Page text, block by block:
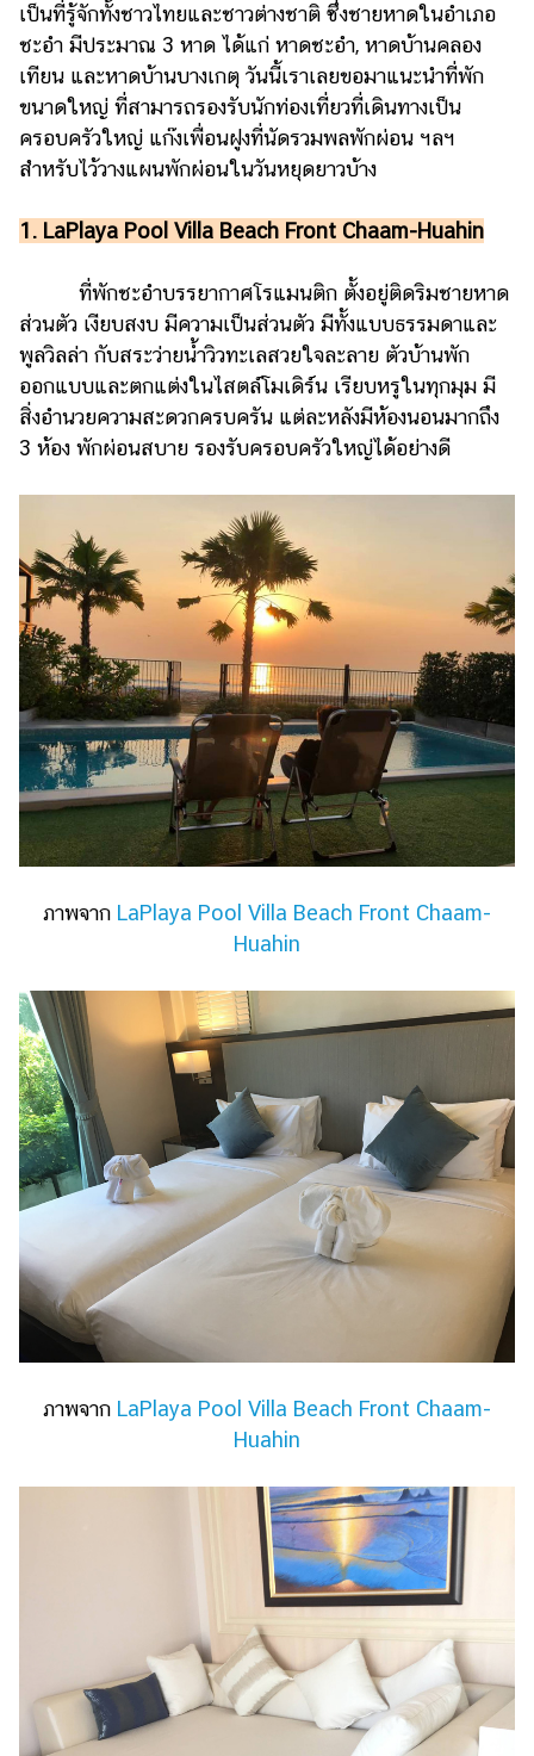
ผู้
หญิง
ผู้ชาย
สุขภาพ
เที่ยว
อาหาร
ง่ายๆ
ช้อป
ปิ้ง
รถยนต์
และ
การ
ตกแต่ง
มือ
ถือ
ราคา
ทอง
ราคา
น้ำมัน
วา
ตี้
แม่
และ
เด็ก
สัตว์
เลี้ยง
Infographic
บริการ
แอปฯ
กระปุก
ออนไลน์
ร่วม
งาน
กับ
เป็นที่รู้จักทั้งชาวไทยและชาวต่างชาติ ซึ่งชายหาดในอำเภอ
ชะอำ มีประมาณ 3 หาด ได้แก่ หาดชะอำ, หาดบ้านคลอง
เทียน และหาดบ้านบางเกตุ วันนี้เราเลยขอมาแนะนำที่พัก
ขนาดใหญ่ ที่สามารถรองรับนักท่องเที่ยวที่เดินทางเป็น
ครอบครัวใหญ่ แก๊งเพื่อนฝูงที่นัดรวมพลพักผ่อน ฯลฯ
สำหรับไว้วางแผนพักผ่อนในวันหยุดยาวบ้าง
1. LaPlaya Pool Villa Beach Front Chaam-Huahin
ที่พักชะอำบรรยากาศโรแมนติก ตั้งอยู่ติดริมชายหาด
ส่วนตัว เงียบสงบ มีความเป็นส่วนตัว มีทั้งแบบธรรมดาและ
พูลวิลล่า กับสระว่ายน้ำวิวทะเลสวยใจละลาย ตัวบ้านพัก
ออกแบบและตกแต่งในไสตล์โมเดิร์น เรียบหรูในทุกมุม มี
สิ่งอำนวยความสะดวกครบครัน แต่ละหลังมีห้องนอนมากถึง
3 ห้อง พักผ่อนสบาย รองรับครอบครัวใหญ่ได้อย่างดี
ภาพจาก LaPlaya Pool Villa Beach Front Chaam-
Huahin
ภาพจาก LaPlaya Pool Villa Beach Front Chaam-
Huahin